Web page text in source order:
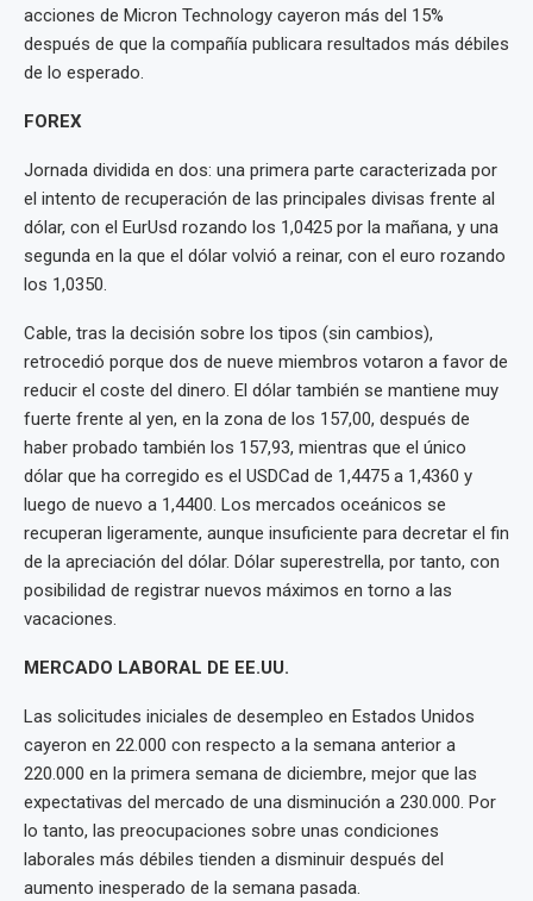
acciones de Micron Technology cayeron más del 15%
después de que la compañía publicara resultados más débiles
de lo esperado.
FOREX
Jornada dividida en dos: una primera parte caracterizada por
el intento de recuperación de las principales divisas frente al
dólar, con el EurUsd rozando los 1,0425 por la mañana, y una
segunda en la que el dólar volvió a reinar, con el euro rozando
los 1,0350.
Cable, tras la decisión sobre los tipos (sin cambios),
retrocedió porque dos de nueve miembros votaron a favor de
reducir el coste del dinero. El dólar también se mantiene muy
fuerte frente al yen, en la zona de los 157,00, después de
haber probado también los 157,93, mientras que el único
dólar que ha corregido es el USDCad de 1,4475 a 1,4360 y
luego de nuevo a 1,4400. Los mercados oceánicos se
recuperan ligeramente, aunque insuficiente para decretar el fin
de la apreciación del dólar. Dólar superestrella, por tanto, con
posibilidad de registrar nuevos máximos en torno a las
vacaciones.
MERCADO LABORAL DE EE.UU.
Las solicitudes iniciales de desempleo en Estados Unidos
cayeron en 22.000 con respecto a la semana anterior a
220.000 en la primera semana de diciembre, mejor que las
expectativas del mercado de una disminución a 230.000. Por
lo tanto, las preocupaciones sobre unas condiciones
laborales más débiles tienden a disminuir después del
aumento inesperado de la semana pasada.